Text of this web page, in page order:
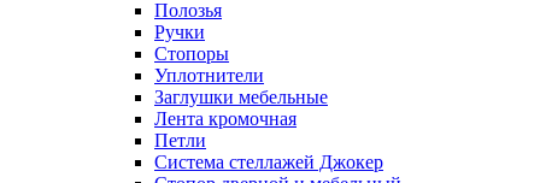
Полозья
Ручки
Стопоры
Уплотнители
Заглушки мебельные
Лента кромочная
Петли
Система стеллажей Джокер